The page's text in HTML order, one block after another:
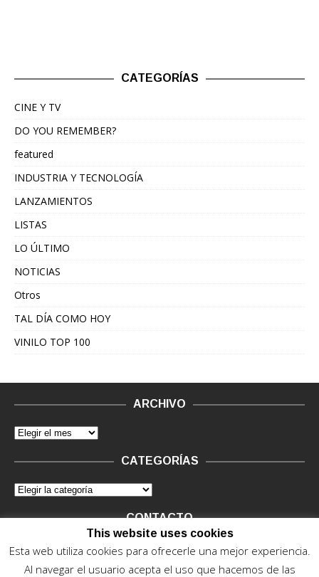
CATEGORÍAS
CINE Y TV
DO YOU REMEMBER?
featured
INDUSTRIA Y TECNOLOGÍA
LANZAMIENTOS
LISTAS
LO ÚLTIMO
NOTICIAS
Otros
TAL DÍA COMO HOY
VINILO TOP 100
ARCHIVO
CATEGORÍAS
CONTACTO
Vinilo Negro.Consultas de anunciantes y Legal, en vinilo at
This website uses cookies
Esta web utiliza cookies para ofrecerle una mejor experiencia.
Al navegar el usuario acepta el uso que hacemos de las